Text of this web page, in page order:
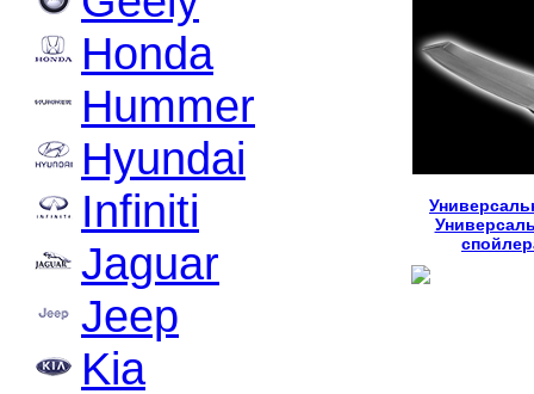
Honda
Hummer
Hyundai
Infiniti
Jaguar
Jeep
Kia